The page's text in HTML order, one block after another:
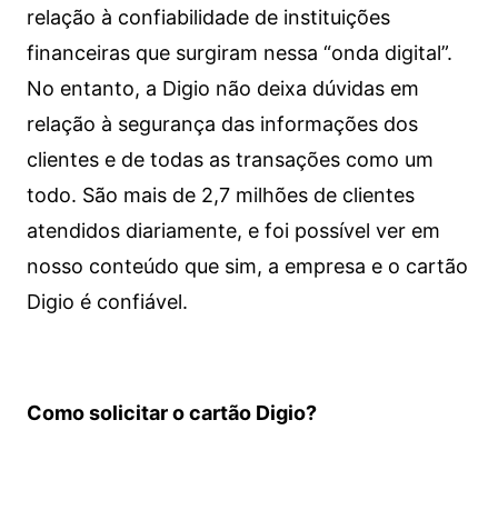
relação à confiabilidade de instituições
financeiras que surgiram nessa “onda digital”.
No entanto, a Digio não deixa dúvidas em
relação à segurança das informações dos
clientes e de todas as transações como um
todo. São mais de 2,7 milhões de clientes
atendidos diariamente, e foi possível ver em
nosso conteúdo que sim, a empresa e o cartão
Digio é confiável.
Como solicitar o cartão Digio?